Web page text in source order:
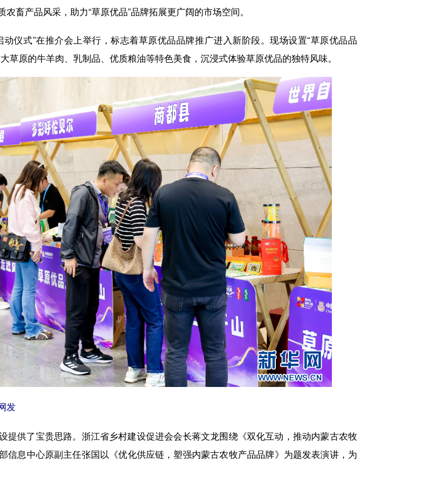
畜产品风采，助力“草原优品”品牌拓展更广阔的市场空间。
式”在推介会上举行，标志着草原优品品牌推广进入新阶段。现场设置“草原优品品
草原的牛羊肉、乳制品、优质粮油等特色美食，沉浸式体验草原优品的独特风味。
发
供了宝贵思路。浙江省乡村建设促进会会长蒋文龙围绕《双化互动，推动内蒙古农牧
信息中心原副主任张国以《优化供应链，塑强内蒙古农牧产品品牌》为题发表演讲，为